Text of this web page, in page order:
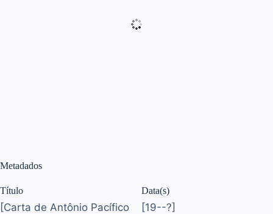
Metadados
Título
[Carta de Antônio Pacífico
Data(s)
[19--?]